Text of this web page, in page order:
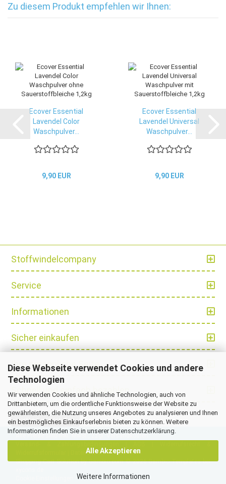
Diese Webseite verwendet Cookies und andere
Technologien
Wir verwenden Cookies und ähnliche Technologien, auch von
Drittanbietern, um die ordentliche Funktionsweise der Website zu
gewährleisten, die Nutzung unseres Angebotes zu analysieren und Ihnen
ein bestmögliches Einkaufserlebnis bieten zu können. Weitere
Informationen finden Sie in unsererDatenschutzerklärung.
Alle Akzeptieren
Weitere Informationen
Zu diesem Produkt empfehlen wir Ihnen:
Ecover Essential
Lavendel Color
Waschpulver...
9,90 EUR
Ecover Essential
Lavendel Universal
Waschpulver...
9,90 EUR
Stoffwindelcompany
Service
Informationen
Sicher einkaufen
Ihre persönliche Seite
Schnell und einfach bezahlen
Vertrag widerrufen
Alle Preise sind inkl. MwSt., zzgl.Versandkosten
Datenschutz|Impressum
Shopping Cart Solutionby Gambio.com © 2026 Gambio Templates bei